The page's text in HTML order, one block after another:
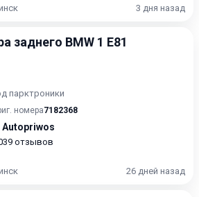
3 дня назад
заднего BMW 1 E81
парктроники
номера7182368
Autopriwos
отзывов
26 дней назад